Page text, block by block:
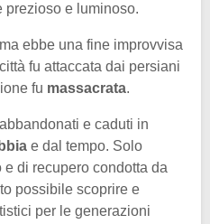
prezioso e luminoso.
ebbe una fine improvvisa
fu attaccata dai persiani
fu massacrata.
e caduti in
e dal tempo. Solo
e di recupero condotta da
possibile scoprire e
per le generazioni